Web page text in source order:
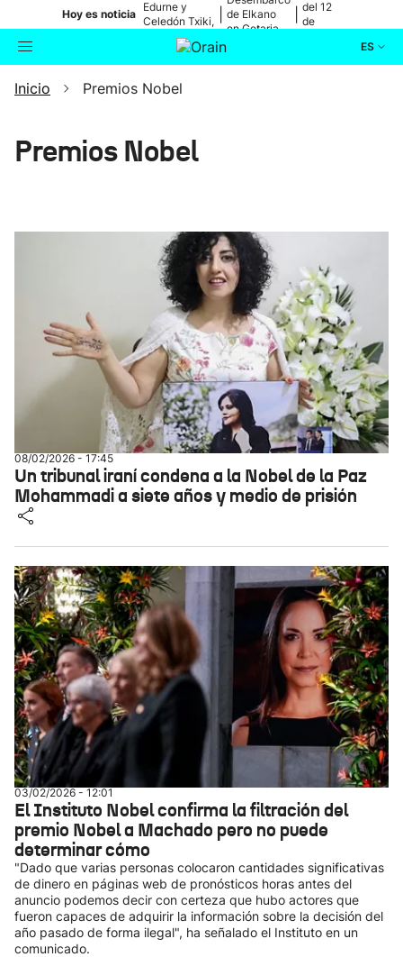
Hoy es noticia
Edurne y
Celedón Txiki,
en directo
de Elkano
en Getaria
del 12
de
ES
Buscador Actualidad
Política
Ikusmiran
Eguraldia
Inicio Premios Nobel
Premios Nobel
08/02/2026 - 17:45
Un tribunal iraní condena a la Nobel de la Paz
Mohammadi a siete años y medio de prisión
03/02/2026 - 12:01
El Instituto Nobel confirma la filtración del
premio Nobel a Machado pero no puede
determinar cómo
"Dado que varias personas colocaron cantidades significativas
de dinero en páginas web de pronósticos horas antes del
anuncio podemos decir con certeza que hubo actores que
fueron capaces de adquirir la información sobre la decisión del
año pasado de forma ilegal", ha señalado el Instituto en un
comunicado.